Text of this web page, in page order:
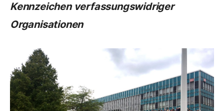
Kennzeichen verfassungswidriger
Organisationen